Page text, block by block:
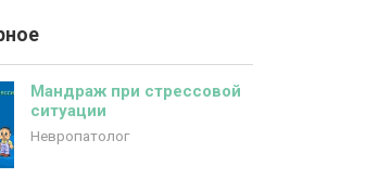
Мандраж при стрессовой
ситуации
Невропатолог